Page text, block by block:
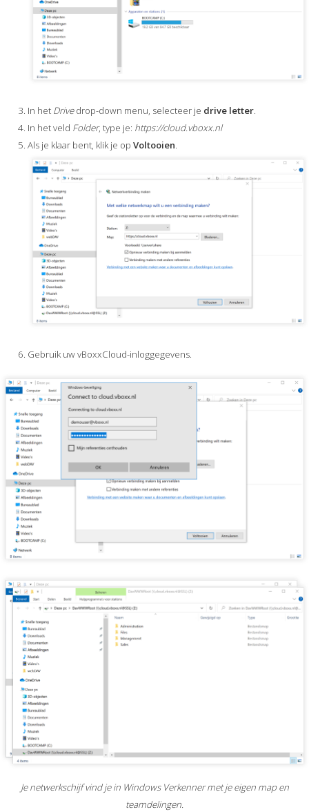
In het Drivedrop-down menu, selecteer je drive letter.
In het veld Folder, type je: https://cloud.vboxx.nl
Als je klaar bent, klik je op Voltooien.
Gebruik uw vBoxxCloud-inloggegevens.
Je netwerkschijf vind je in Windows Verkenner met je eigen map en
teamdelingen.